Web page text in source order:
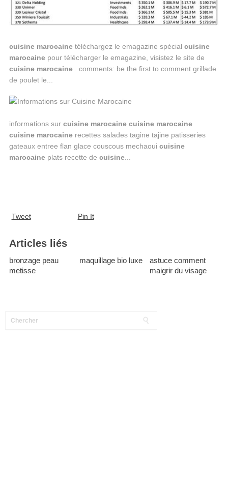
cuisine marocainetéléchargez le emagazine spécial cuisine
marocainepour télécharger le emagazine, visistez le site de
cuisine marocaine. comments: be the first to comment grillade
de poulet le...
informations sur cuisine marocaine cuisine marocaine
cuisine marocainerecettes salades tagine tajine patisseries
gateaux entree flan glace couscous mechaoui cuisine
marocaineplats recette de cuisine...
Tweet Pin It
Articles liés
bronzage peau
metisse
maquillage bio luxe
astuce comment
maigrir du visage